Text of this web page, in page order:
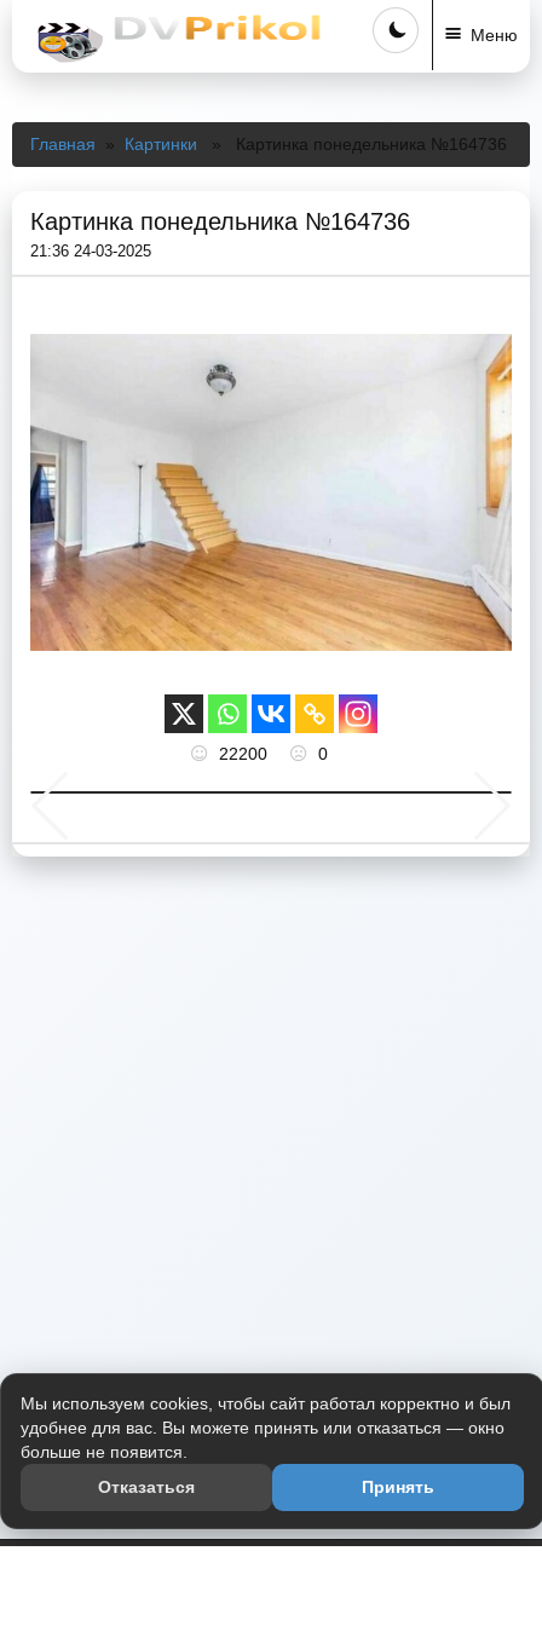
Меню
Главная » Картинки » Картинка понедельника №164736
Картинка понедельника №164736
21:36 24-03-2025
22200 0
Мы используем cookies, чтобы сайт работал корректно и был
удобнее для вас. Вы можете принять или отказаться — окно
больше не появится.
Отказаться
Принять